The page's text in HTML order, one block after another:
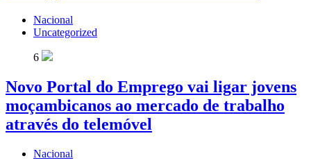
Nacional
Uncategorized
6
Novo Portal do Emprego vai ligar jovens
moçambicanos ao mercado de trabalho
através do telemóvel
Nacional